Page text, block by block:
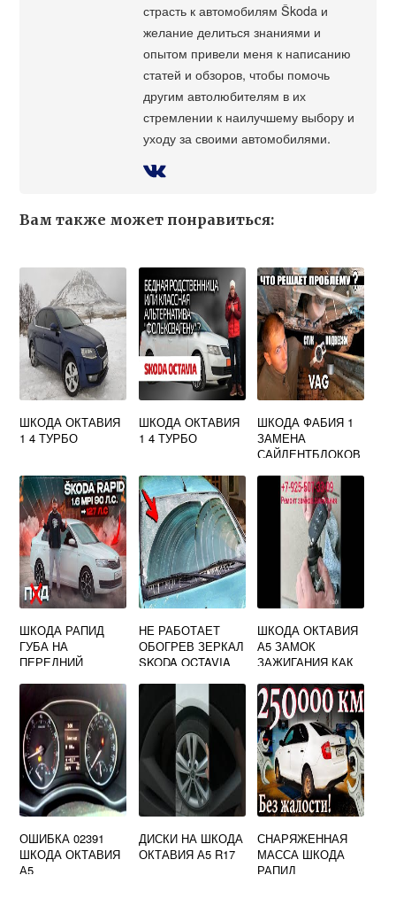
страсть к автомобилям Škoda и
желание делиться знаниями и
опытом привели меня к написанию
статей и обзоров, чтобы помочь
другим автолюбителям в их
стремлении к наилучшему выбору и
уходу за своими автомобилями.
Вам также может понравиться:
ШКОДА ОКТАВИЯ
1 4 ТУРБО
ШКОДА ОКТАВИЯ
1 4 ТУРБО
ШКОДА ФАБИЯ 1
ЗАМЕНА
САЙЛЕНТБЛОКОВ
РЫЧАГОВ
ШКОДА РАПИД
ГУБА НА
ПЕРЕДНИЙ
НЕ РАБОТАЕТ
ОБОГРЕВ ЗЕРКАЛ
SKODA OCTAVIA
ШКОДА ОКТАВИЯ
А5 ЗАМОК
ЗАЖИГАНИЯ КАК
ОШИБКА 02391
ШКОДА ОКТАВИЯ
А5
ДИСКИ НА ШКОДА
ОКТАВИЯ А5 R17
СНАРЯЖЕННАЯ
МАССА ШКОДА
РАПИД